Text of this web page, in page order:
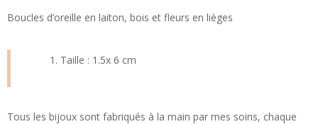
Boucles d’oreille en laiton, bois et fleurs en lièges
Taille : 1.5x 6 cm
Tous les bijoux sont fabriqués à la main par mes soins, chaque